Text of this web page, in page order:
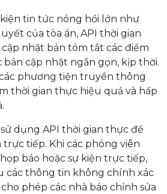
tin tức nóng hổi lớn như
của tòa án, API thời gian
nhật bản tóm tắt các điểm
cập nhật ngắn gọn, kịp thời.
phương tiện truyền thông
thời gian thực hiệu quả và hấp
dụng API thời gian thực để
tiếp. Khi các phóng viên
báo hoặc sự kiện trực tiếp,
các thông tin không chính xác
phép các nhà báo chỉnh sửa